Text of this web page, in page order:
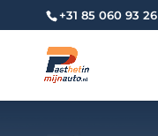
+31 85 060 93 26